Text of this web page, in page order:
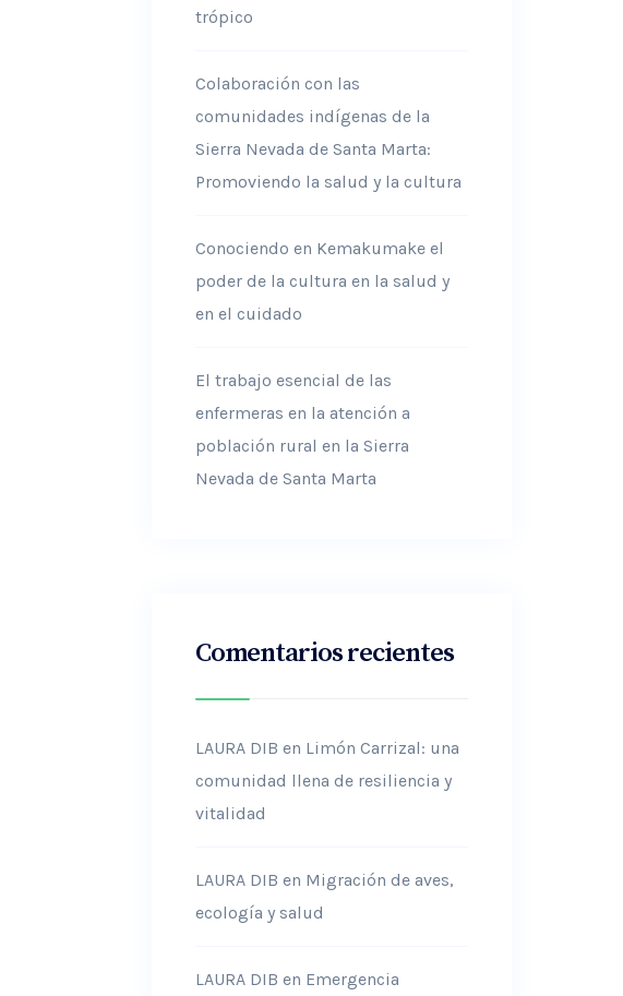
trópico
Colaboración con las
comunidades indígenas de la
Sierra Nevada de Santa Marta:
Promoviendo la salud y la cultura
Conociendo en Kemakumake el
poder de la cultura en la salud y
en el cuidado
El trabajo esencial de las
enfermeras en la atención a
población rural en la Sierra
Nevada de Santa Marta
Comentarios recientes
LAURA DIB en Limón Carrizal: una
comunidad llena de resiliencia y
vitalidad
LAURA DIB en Migración de aves,
ecología y salud
LAURA DIB en Emergencia